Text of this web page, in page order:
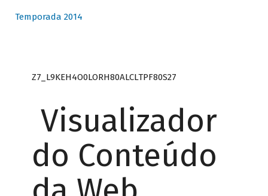
Temporada 2014
Z7_L9KEH4O0LORH80ALCLTPF80S27
Visualizador
do Conteúdo